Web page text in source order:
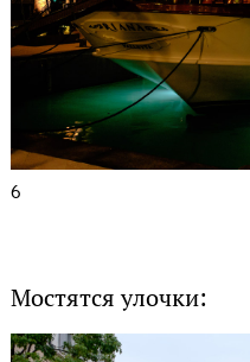
6
Мостятся улочки: